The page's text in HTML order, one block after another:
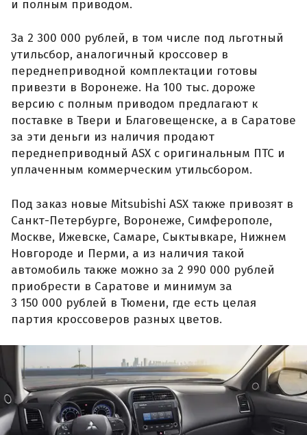
и полным приводом.
За 2 300 000 рублей, в том числе под льготный
утильсбор, аналогичный кроссовер в
переднеприводной комплектации готовы
привезти в Воронеже. На 100 тыс. дороже
версию с полным приводом предлагают к
поставке в Твери и Благовещенске, а в Саратове
за эти деньги из наличия продают
переднеприводный ASX с оригинальным ПТС и
уплаченным коммерческим утильсбором.
Под заказ новые Mitsubishi ASX также привозят в
Санкт-Петербурге, Воронеже, Симферополе,
Москве, Ижевске, Самаре, Сыктывкаре, Нижнем
Новгороде и Перми, а из наличия такой
автомобиль также можно за 2 990 000 рублей
приобрести в Саратове и минимум за
3 150 000 рублей в Тюмени, где есть целая
партия кроссоверов разных цветов.